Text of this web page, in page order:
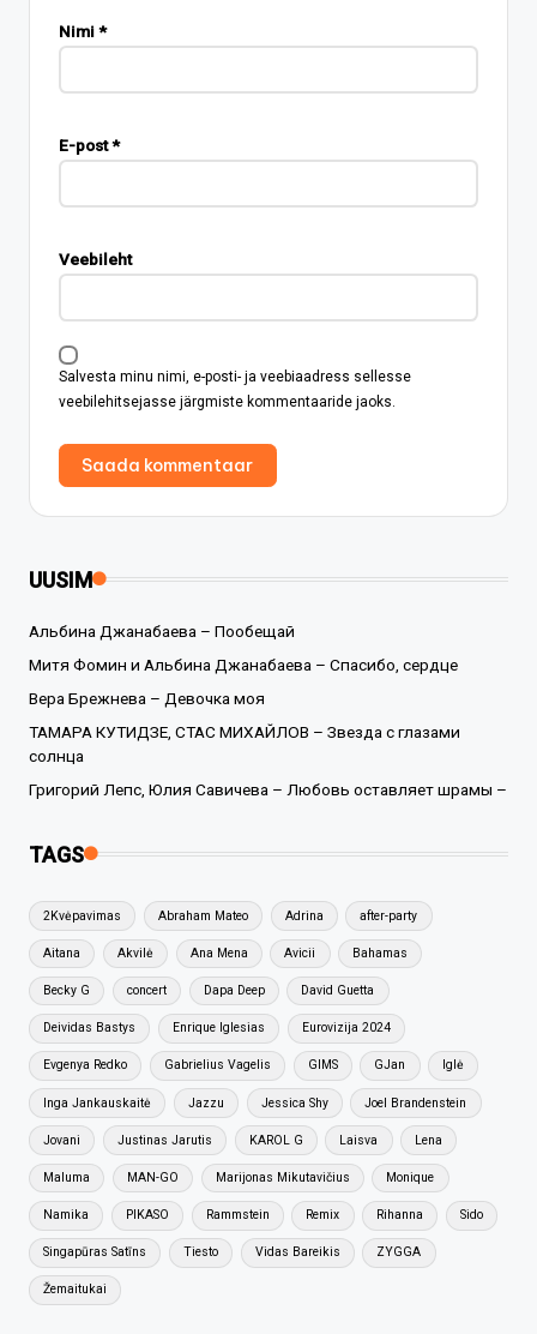
Nimi*
E-post*
Veebileht
Salvesta minu nimi, e-posti- ja veebiaadress sellesse
veebilehitsejasse järgmiste kommentaaride jaoks.
UUSIM
Альбина Джанабаева – Пообещай
Митя Фомин и Альбина Джанабаева – Спасибо, сердце
Вера Брежнева – Девочка моя
ТАМАРА КУТИДЗЕ, СТАС МИХАЙЛОВ – Звезда с глазами
солнца
Григорий Лепс, Юлия Савичева – Любовь оставляет шрамы –
TAGS
2Kvėpavimas Abraham Mateo Adrina after-party
Aitana Akvilė Ana Mena Avicii Bahamas
Becky G concert Dapa Deep David Guetta
Deividas Bastys Enrique Iglesias Eurovizija 2024
Evgenya Redko Gabrielius Vagelis GIMS GJan Iglė
Inga Jankauskaitė Jazzu Jessica Shy Joel Brandenstein
Jovani Justinas Jarutis KAROL G Laisva Lena
Maluma MAN-GO Marijonas Mikutavičius Monique
Namika PIKASO Rammstein Remix Rihanna Sido
Singapūras Satīns Tiesto Vidas Bareikis ZYGGA
Žemaitukai